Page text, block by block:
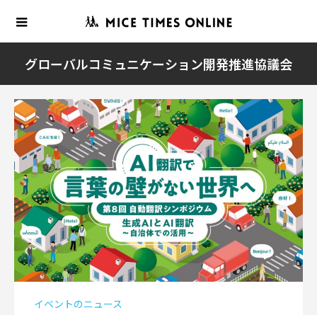
グローバルコミュニケーション開発推進協議会
イベントのニュース